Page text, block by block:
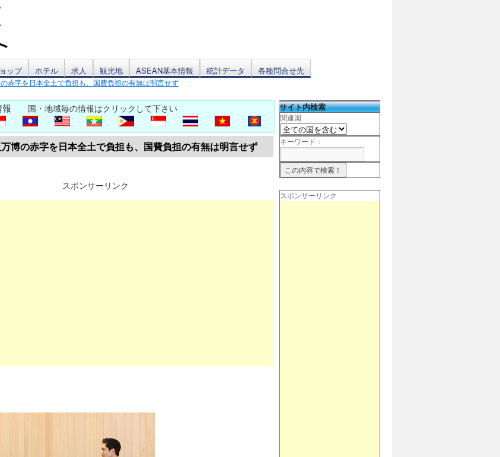
ップ ホテル 求人 観光地 ASEAN基本情報 統計データ 各種問合せ先
赤字を日本全土で負担も、国費負担の有無は明言せず
報 国・地域毎の情報はクリックして下さい
博の赤字を日本全土で負担も、国費負担の有無は明言せず
スポンサーリンク
サイト内検索
関連国
キーワード：
スポンサーリンク